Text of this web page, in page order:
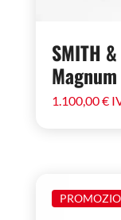
SMITH
1.100,00€